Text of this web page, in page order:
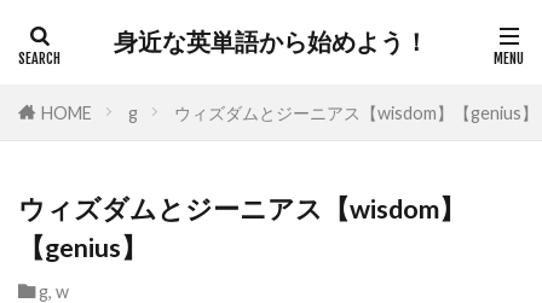
身近な英単語から始めよう！
HOME g ウィズダムとジーニアス【wisdom】【genius】
ウィズダムとジーニアス【wisdom】
【genius】
g, w